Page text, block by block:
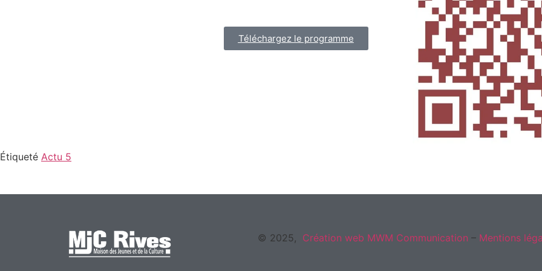
Téléchargez le programme
Étiqueté Actu 5
© 2025, Création web MWM Communication – Mentions